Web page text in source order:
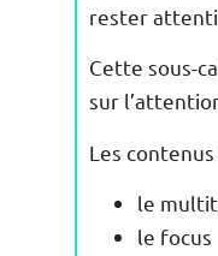
rester
Cette sous-
sur
Les
le
le focus